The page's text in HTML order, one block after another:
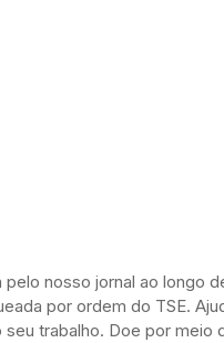
pelo nosso jornal ao longo
por ordem do TSE.
seu trabalho. Doe por meio